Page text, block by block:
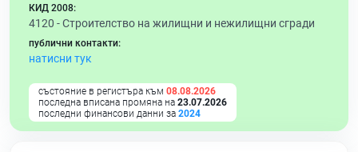
КИД 2008:
4120 -Строителство на жилищни и нежилищни сгради
публични контакти:
натисни тук
състояние в регистъра към 08.08.2026
последна вписана промяна на 23.07.2026
последни финансови данни за 2024